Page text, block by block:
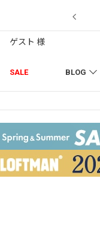
SALE BLOG
ゲスト 様